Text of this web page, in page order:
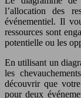
l’allocation des
événementiel. Il
ressources sont
potentielle ou les
En utilisant un
les
découvrir que
pour deux